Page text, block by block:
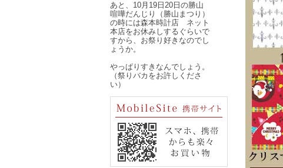
あと、10月19日20日の勝山
喧嘩だんじり（勝山まつり）
の時には森本時計店 ネット
本店をお休みしするぐらいで
すから、お祭り好きなのでし
ょうか。
やっぱりすきなんでしょう。
（祭りバカをお許しくださ
い）